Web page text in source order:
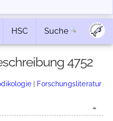
HSC Suche
4752
| Forschungsliteratur